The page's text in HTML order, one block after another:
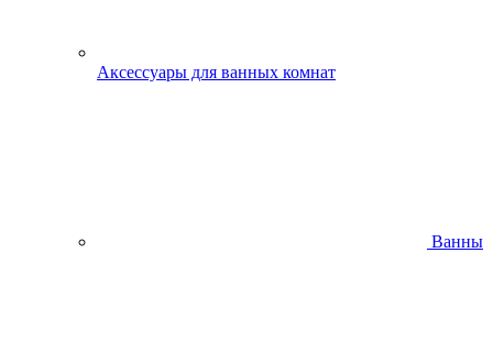
Аксессуары для ванных комнат
Ванны